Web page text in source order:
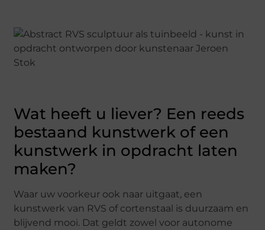
Wat heeft u liever? Een reeds
bestaand kunstwerk of een
kunstwerk in opdracht laten
maken?
Waar uw voorkeur ook naar uitgaat, een
kunstwerk van RVS of cortenstaal is duurzaam en
blijvend mooi. Dat geldt zowel voor autonome